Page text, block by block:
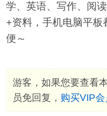
学、英语、写作、阅
+资料，手机电脑平
便～
游客，如果您要查看
员免回复， 购买VIP会